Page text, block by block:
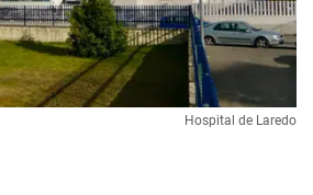
Hospital de Laredo